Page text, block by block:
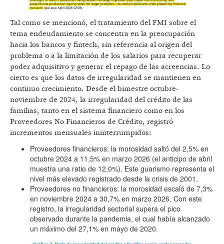
Tal como se mencionó, el tratamiento del FMI sobre el
tema endeudamiento se concentra en la preocupación
hacia los bancos y fintech, sin referencia al origen del
problema o a la limitación de los salarios para recuperar
poder adquisitivo y generar el repago de las acreencias. Lo
cierto es que los datos de irregularidad se mantienen en
continuo crecimiento. Desde el bimestre octubre-
noviembre de 2024, la irregularidad del crédito de las
familias, tanto en el sistema financiero como en los
Proveedores No Financieros de Crédito, registró
incrementos mensuales ininterrumpidos:
Proveedores financieros: la morosidad saltó del 2,5% en
octubre 2024 a 11,5% en marzo 2026 (el anticipo de abril
muestra una ratio de 12,0%). Este guarismo representa el
nivel más elevado registrado desde la crisis de 2001.
Proveedores no financieros: la morosidad escaló de 7,3%
en noviembre 2024 a 30,7% en marzo 2026. Con este
registro, la irregularidad sectorial supera el pico
observado durante la pandemia, el cual había alcanzado
un máximo del 27,1% en mayo de 2020.